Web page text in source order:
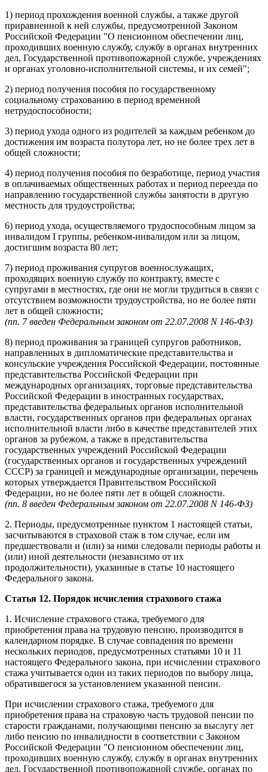
1) период прохождения военной службы, а также другой
приравненной к ней службы, предусмотренной Законом
Российской Федерации "О пенсионном обеспечении лиц,
проходивших военную службу, службу в органах внутренних
дел, Государственной противопожарной службе, учреждениях
и органах уголовно-исполнительной системы, и их семей";
2) период получения пособия по государственному
социальному страхованию в период временной
нетрудоспособности;
3) период ухода одного из родителей за каждым ребенком до
достижения им возраста полутора лет, но не более трех лет в
общей сложности;
4) период получения пособия по безработице, период участия
в оплачиваемых общественных работах и период переезда по
направлению государственной службы занятости в другую
местность для трудоустройства;
6) период ухода, осуществляемого трудоспособным лицом за
инвалидом I группы, ребенком-инвалидом или за лицом,
достигшим возраста 80 лет;
7) период проживания супругов военнослужащих,
проходящих военную службу по контракту, вместе с
супругами в местностях, где они не могли трудиться в связи с
отсутствием возможности трудоустройства, но не более пяти
лет в общей сложности;
(пп. 7 введен Федеральным законом от 22.07.2008 N 146-ФЗ)
8) период проживания за границей супругов работников,
направленных в дипломатические представительства и
консульские учреждения Российской Федерации, постоянные
представительства Российской Федерации при
международных организациях, торговые представительства
Российской Федерации в иностранных государствах,
представительства федеральных органов исполнительной
власти, государственных органов при федеральных органах
исполнительной власти либо в качестве представителей этих
органов за рубежом, а также в представительства
государственных учреждений Российской Федерации
(государственных органов и государственных учреждений
СССР) за границей и международные организации, перечень
которых утверждается Правительством Российской
Федерации, но не более пяти лет в общей сложности.
(пп. 8 введен Федеральным законом от 22.07.2008 N 146-ФЗ)
2. Периоды, предусмотренные пунктом 1 настоящей статьи,
засчитываются в страховой стаж в том случае, если им
предшествовали и (или) за ними следовали периоды работы и
(или) иной деятельности (независимо от их
продолжительности), указанные в статье 10 настоящего
Федерального закона.
Статья 12. Порядок исчисления страхового стажа
1. Исчисление страхового стажа, требуемого для
приобретения права на трудовую пенсию, производится в
календарном порядке. В случае совпадения по времени
нескольких периодов, предусмотренных статьями 10 и 11
настоящего Федерального закона, при исчислении страхового
стажа учитывается один из таких периодов по выбору лица,
обратившегося за установлением указанной пенсии.
При исчислении страхового стажа, требуемого для
приобретения права на страховую часть трудовой пенсии по
старости гражданами, получающими пенсию за выслугу лет
либо пенсию по инвалидности в соответствии с Законом
Российской Федерации "О пенсионном обеспечении лиц,
проходивших военную службу, службу в органах внутренних
дел, Государственной противопожарной службе, органах по